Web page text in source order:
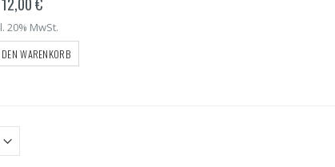
20% MwSt.
WARENKORB